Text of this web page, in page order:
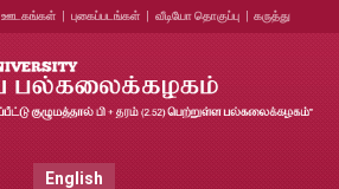
ஊடகங்கள் புகைப்படங்கள் வீடியோ தொகுப்பு கருத்து
English